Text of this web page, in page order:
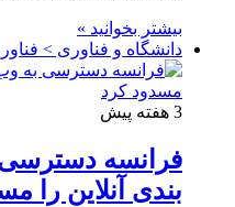
بیشتر بخوانید »
دانشگاه و فناوری >
3 هفته پیش
فرانسه
بندی آنلاین را